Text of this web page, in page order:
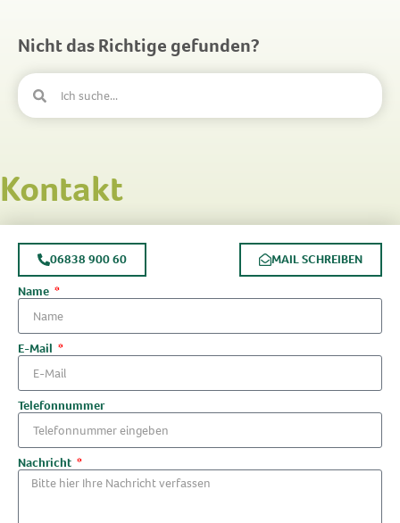
Nicht das Richtige gefunden?
Kontakt
06838 900 60
MAIL SCHREIBEN
Name
E-Mail
Telefonnummer
Nachricht